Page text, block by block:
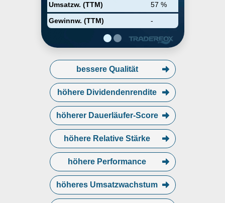
Umsatzw. (TTM)
57 %
Gewinnw. (TTM)
-
bessere Qualität
höhere Dividendenrendite
höherer Dauerläufer-Score
höhere Relative Stärke
höhere Performance
höheres Umsatzwachstum